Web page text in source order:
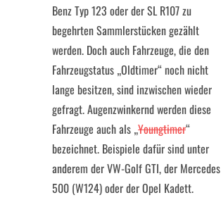
Benz Typ 123 oder der SL R107 zu
begehrten Sammlerstücken gezählt
werden. Doch auch Fahrzeuge, die den
Fahrzeugstatus „Oldtimer“ noch nicht
lange besitzen, sind inzwischen wieder
gefragt. Augenzwinkernd werden diese
Fahrzeuge auch als „Youngtimer“
bezeichnet. Beispiele dafür sind unter
anderem der VW-Golf GTI, der Mercedes
500 (W124) oder der Opel Kadett.